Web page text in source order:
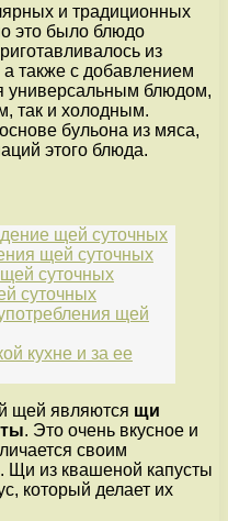
и традиционных
это было блюдо
из
также с добавлением
универсальным блюдом,
так и холодным.
бульона из мяса,
этого блюда.
щей суточных
щей суточных
суточных
суточных
щей
кухне и за ее
щей являются щи
. Это очень вкусное и
своим
Щи из квашеной капусты
который делает их